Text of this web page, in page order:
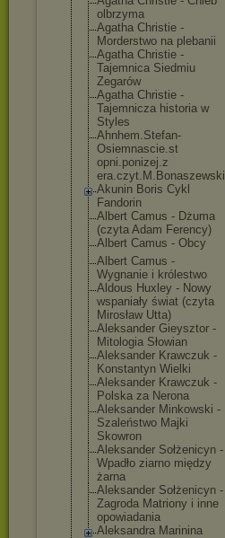
olbrzyma
Agatha Christie -
Morderstwo na plebanii
Agatha Christie -
Tajemnica Siedmiu
Zegarów
Agatha Christie -
Tajemnicza historia w
Styles
Ahnhem.Stefan-
Osiemnascie.st
opni.ponizej.z
era.czyt.M.Bonaszewski
Akunin Boris Cykl
Fandorin
Albert Camus - Dżuma
(czyta Adam Ferency)
Albert Camus - Obcy
Albert Camus -
Wygnanie i królestwo
Aldous Huxley - Nowy
wspaniały świat (czyta
Mirosław Utta)
Aleksander Gieysztor -
Mitologia Słowian
Aleksander Krawczuk -
Konstantyn Wielki
Aleksander Krawczuk -
Polska za Nerona
Aleksander Minkowski -
Szaleństwo Majki
Skowron
Aleksander Sołżenicyn -
Wpadło ziarno między
żarna
Aleksander Sołżenicyn -
Zagroda Matriony i inne
opowiadania
Aleksandra Marinina